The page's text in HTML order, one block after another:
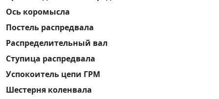
Ось коромысла
Постель распредвала
Распределительный вал
Ступица распредвала
Успокоитель цепи ГРМ
Шестерня коленвала